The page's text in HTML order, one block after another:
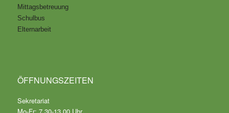
Mittagsbetreuung
Schulbus
Elternarbeit
ÖFFNUNGSZEITEN
Sekretariat